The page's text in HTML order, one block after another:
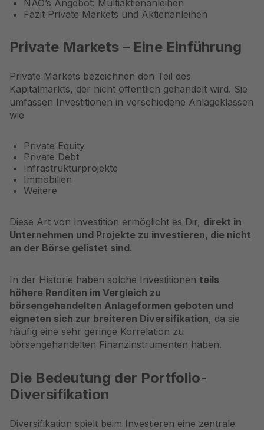
NAO’s Angebot: Multiaktienanleihen
Fazit Private Markets und Aktienanleihen
Private Markets – Eine Einführung
Private Markets bezeichnen den Teil des
Kapitalmarkts, der nicht öffentlich gehandelt wird. Sie
umfassen Investitionen in verschiedene Anlageklassen
wie
Private Equity
Private Debt
Infrastrukturprojekte
Immobilien
Weitere
Diese Art von Investition ermöglicht es Dir, direkt in
Unternehmen und Projekte zu investieren, die nicht
an der Börse gelistet sind.
In der Historie haben solche Investitionen teils
höhere Renditen im Vergleich zu
börsengehandelten Anlageformen geboten und
eigneten sich zur breiteren Diversifikation, da sie
häufig eine sehr geringe Korrelation zu
börsengehandelten Finanzinstrumenten haben.
Die Bedeutung der Portfolio-
Diversifikation
Diversifikation spielt beim Investieren eine zentrale